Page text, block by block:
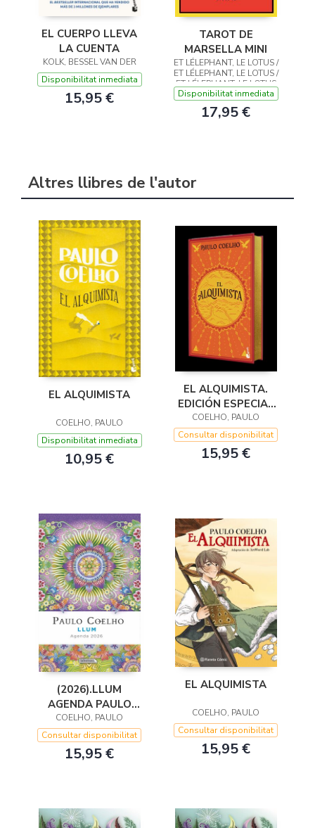
EL CUERPO LLEVA
LA CUENTA
KOLK, BESSEL VAN DER
Disponibilitat inmediata
15,95 €
TAROT DE
MARSELLA MINI
ET LÉLEPHANT, LE LOTUS /
ET LÉLEPHANT, LE LOTUS /
ET LÉLEPHANT, LE LOTUS
Disponibilitat inmediata
17,95 €
Altres llibres de l'autor
EL ALQUIMISTA
COELHO, PAULO
Disponibilitat inmediata
10,95 €
EL ALQUIMISTA.
EDICIÓN ESPECIAL
CON CANTOS
DECORADOS
COELHO, PAULO
Consultar disponibilitat
15,95 €
(2026).LLUM
AGENDA PAULO
COELHO
COELHO, PAULO
Consultar disponibilitat
15,95 €
EL ALQUIMISTA
COELHO, PAULO
Consultar disponibilitat
15,95 €